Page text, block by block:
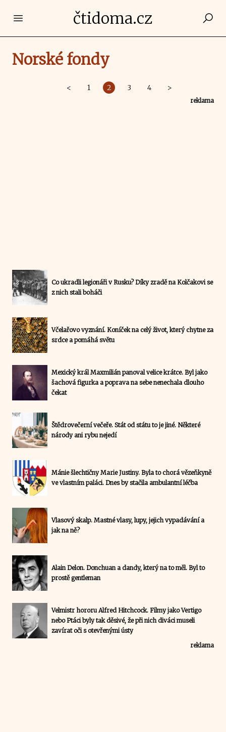
Open main menučtidoma.cz
Norské fondy
< 1 2 3 4 >
reklama
Co ukradli legionáři v Rusku? Díky zradě na Kolčakovi se
z nich stali boháči
Včelařovo vyznání. Koníček na celý život, který chytne za
srdce a pomáhá světu
Mexický král Maxmilián panoval velice krátce. Byl jako
šachová figurka a poprava na sebe nenechala dlouho
čekat
Štědrovečerní večeře. Stát od státu to je jiné. Některé
národy ani rybu nejedí
Mánie šlechtičny Marie Justiny. Byla to chorá vězeňkyně
ve vlastním paláci. Dnes by stačila ambulantní léčba
Vlasový skalp. Mastné vlasy, lupy, jejich vypadávání a
jak na ně?
Alain Delon. Donchuan a dandy, který na to měl. Byl to
prostě gentleman
Velmistr hororu Alfred Hitchcock. Filmy jako Vertigo
nebo Ptáci byly tak děsivé, že při nich diváci museli
zavírat oči s otevřenými ústy
reklama